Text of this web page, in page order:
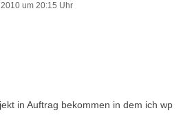
um 20:15 Uhr
in Auftrag bekommen in dem ich wp